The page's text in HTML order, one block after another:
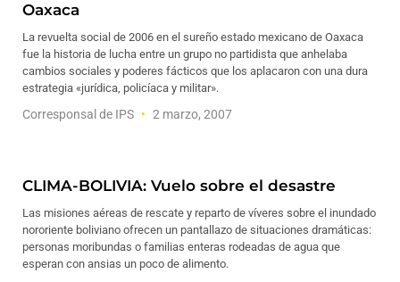
Oaxaca
La revuelta social de 2006 en el sureño estado mexicano de Oaxaca
fue la historia de lucha entre un grupo no partidista que anhelaba
cambios sociales y poderes fácticos que los aplacaron con una dura
estrategia «jurídica, policíaca y militar».
Corresponsal de IPS 2 marzo, 2007
CLIMA-BOLIVIA: Vuelo sobre el desastre
Las misiones aéreas de rescate y reparto de víveres sobre el inundado
nororiente boliviano ofrecen un pantallazo de situaciones dramáticas:
personas moribundas o familias enteras rodeadas de agua que
esperan con ansias un poco de alimento.